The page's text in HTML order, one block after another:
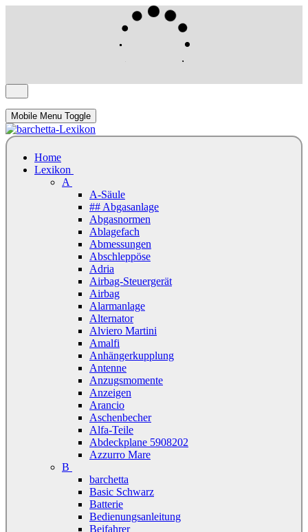
Mobile Menu Toggle
Home
Lexikon
A
A-Säule
## Abgasanlage
Abgasnormen
Ablagefach
Abmessungen
Abschleppöse
Adria
Airbag-Steuergerät
Airbag
Alarmanlage
Alternator
Alviero Martini
Amalfi
Anhängerkupplung
Antenne
Anzugsmomente
Anzeigen
Arancio
Aschenbecher
Alfa-Teile
Abdeckplane 5908202
Azzurro Mare
B
barchetta
Basic Schwarz
Batterie
Bedienungsanleitung
Beifahrer